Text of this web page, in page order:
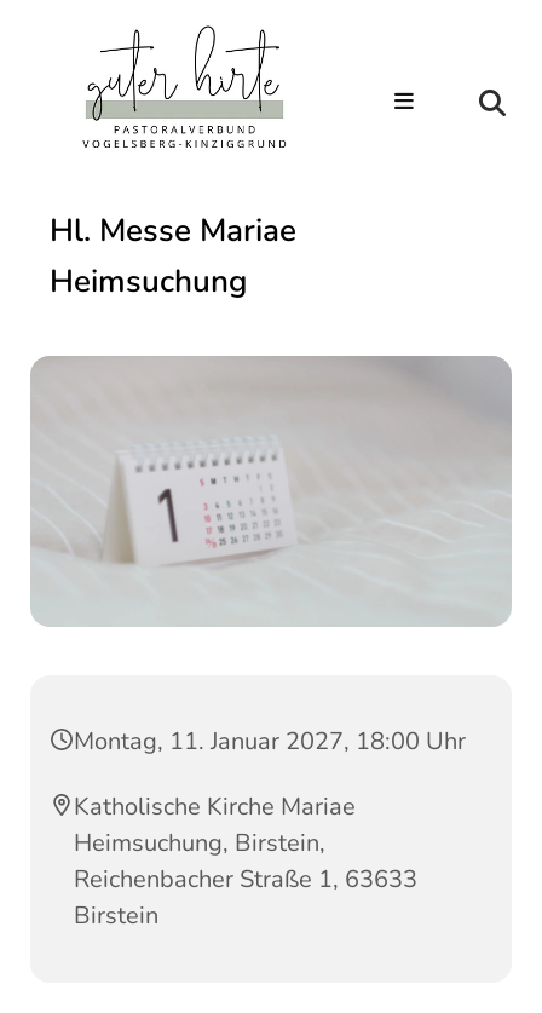
Hl. Messe Mariae
Heimsuchung
Montag, 11. Januar 2027, 18:00 Uhr
Katholische Kirche Mariae
Heimsuchung, Birstein,
Reichenbacher Straße 1, 63633
Birstein